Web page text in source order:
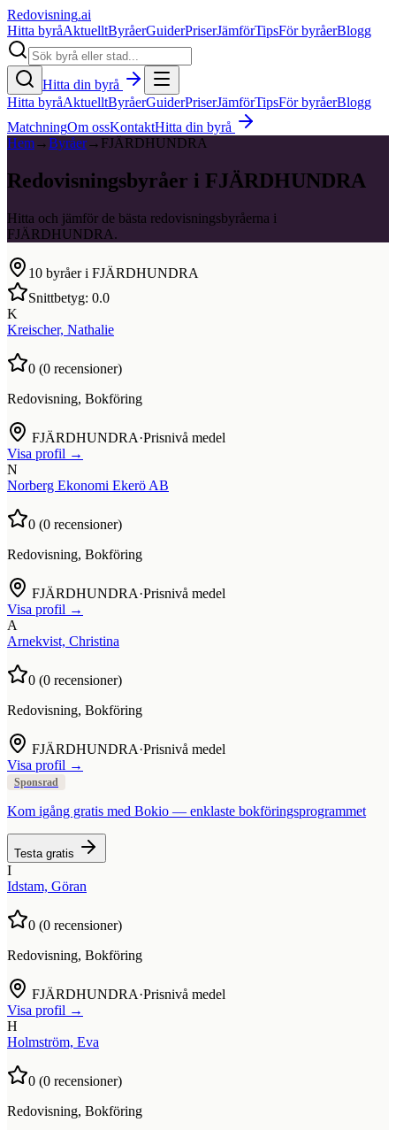
Redovisning.ai
Hitta byråAktuelltByråerGuiderPriserJämförTipsFör byråerBlogg
Hitta din byrå
Hitta byråAktuelltByråerGuiderPriserJämförTipsFör byråerBlogg
MatchningOm ossKontaktHitta din byrå
Hem→Byråer→ FJÄRDHUNDRA
Redovisningsbyråer i FJÄRDHUNDRA
Hitta och jämför de bästa redovisningsbyråerna i
FJÄRDHUNDRA.
10 byråer i FJÄRDHUNDRA
Snittbetyg: 0.0
K
Kreischer, Nathalie
0 (0 recensioner)
Redovisning, Bokföring
FJÄRDHUNDRA·Prisnivå medel
Visa profil →
N
Norberg Ekonomi Ekerö AB
0 (0 recensioner)
Redovisning, Bokföring
FJÄRDHUNDRA·Prisnivå medel
Visa profil →
A
Arnekvist, Christina
0 (0 recensioner)
Redovisning, Bokföring
FJÄRDHUNDRA·Prisnivå medel
Visa profil →
Sponsrad
Kom igång gratis med Bokio — enklaste bokföringsprogrammet
Testa gratis
I
Idstam, Göran
0 (0 recensioner)
Redovisning, Bokföring
FJÄRDHUNDRA·Prisnivå medel
Visa profil →
H
Holmström, Eva
0 (0 recensioner)
Redovisning, Bokföring